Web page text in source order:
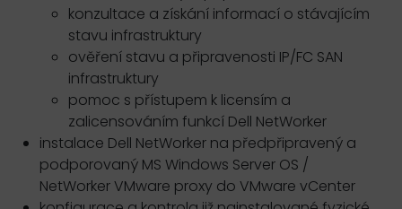
konzultace a získání informací o stávajícím
stavu infrastruktury
ověření stavu a připravenosti IP/FC SAN
infrastruktury
pomoc s přístupem k licensím a
zalicensováním funkcí Dell NetWorker
instalace Dell NetWorker na předpřipravený a
podporovaný MS Windows Server OS /
NetWorker VMware proxy do VMware vCenter